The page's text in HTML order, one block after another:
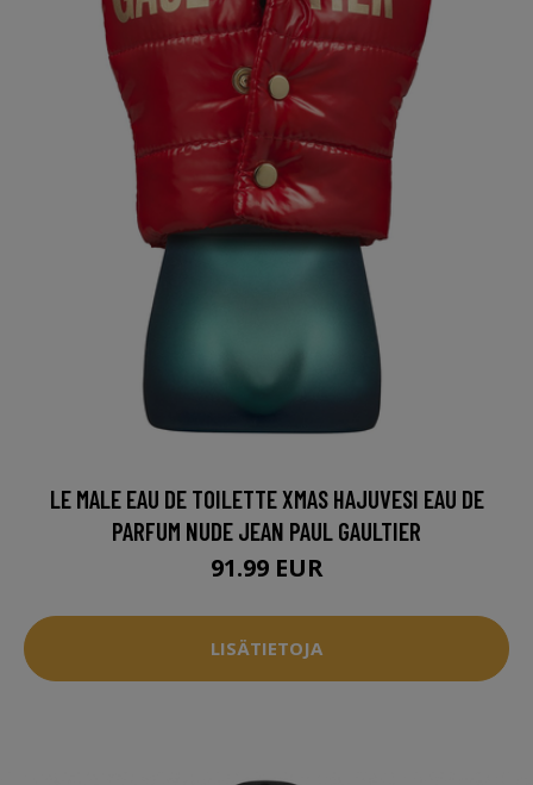
LE MALE EAU DE TOILETTE XMAS HAJUVESI EAU DE
PARFUM NUDE JEAN PAUL GAULTIER
91.99 EUR
LISÄTIETOJA